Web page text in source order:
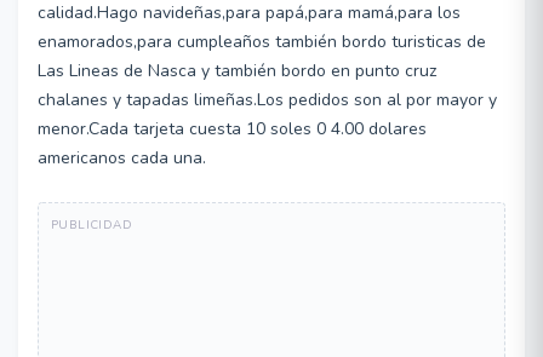
calidad.Hago navideñas,para papá,para mamá,para los
enamorados,para cumpleaños también bordo turisticas de
Las Lineas de Nasca y también bordo en punto cruz
chalanes y tapadas limeñas.Los pedidos son al por mayor y
menor.Cada tarjeta cuesta 10 soles 0 4.00 dolares
americanos cada una.